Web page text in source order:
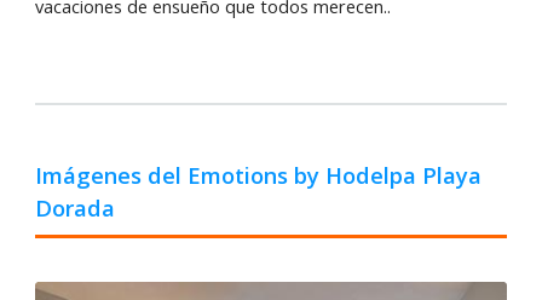
vacaciones de ensueño que todos merecen..
Imágenes del Emotions by Hodelpa Playa
Dorada